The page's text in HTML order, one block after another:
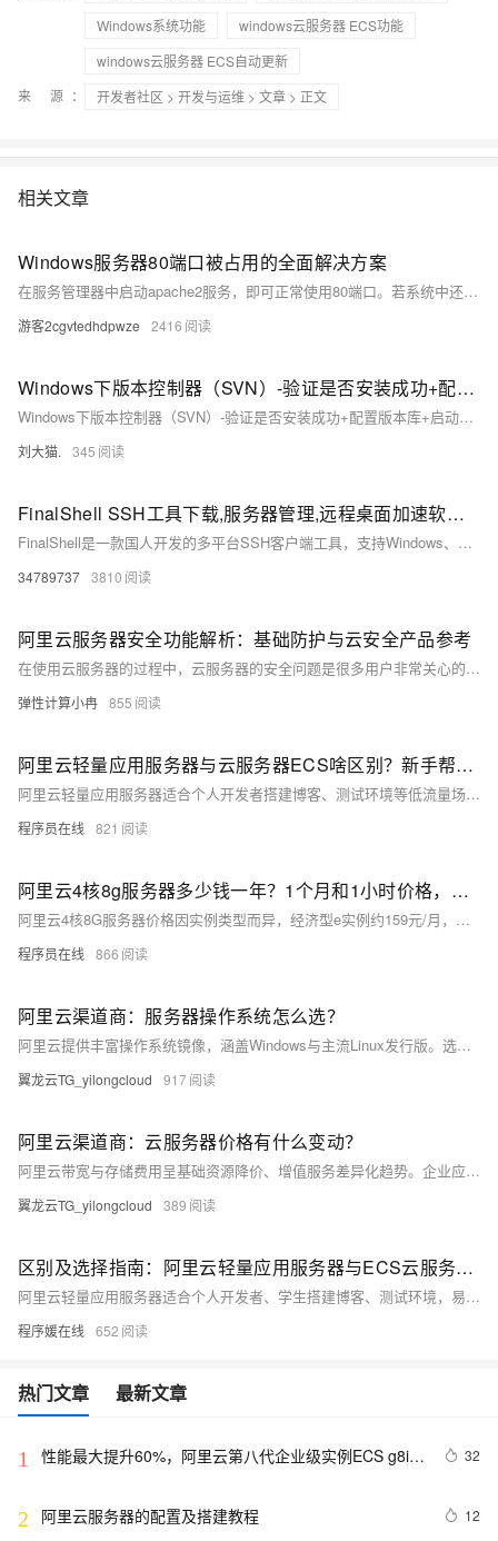
Windows系统功能
windows云服务器 ECS功能
windows云服务器 ECS自动更新
来 源：
开发者社区 > 开发与运维 > 文章 > 正文
相关文章
Windows服务器80端口被占用的全面解决方案
在服务管理器中启动apache2服务，即可正常使用80端口。若系统中还安装了其他微软产品如sql等，也可尝试停止其服务进行测试，但请注意，SQL通常不会使用80端口，因此一般不会受到影响。以上就是关于80端口被system占用的详细解决方法，希望对你有所帮助。
游客2cgvtedhdpwze 2416
Windows下版本控制器（SVN）-验证是否安装成功+配置版本库+启动服务器端程序
Windows下版本控制器（SVN）-验证是否安装成功+配置版本库+启动服务器端程序
刘大猫. 345
FinalShell SSH工具下载,服务器管理,远程桌面加速软件,支持Windows,macOS,Linux
FinalShell是一款国人开发的多平台SSH客户端工具，支持Windows、Mac OS X和Linux系统。它提供一体化服务器管理功能，支持shell和sftp同屏显示，命令自动提示，操作便捷。软件还具备加速功能，提升访问服务器速度，适合普通用户和专业人士使用。
34789737 3810
阿里云服务器安全功能解析：基础防护与云安全产品参考
在使用云服务器的过程中，云服务器的安全问题是很多用户非常关心的问题。阿里云服务器除了提供基础的防护之外，还提供了一系列安全防护类云产品，以确保用户云服务器的安全。本文将详细介绍阿里云服务器的基础安全防护有哪些，以及阿里云的一些安全防护类云产品，帮助用户更好地理解和使用阿里云服务器的安全功能。
弹性计算小冉 855
阿里云轻量应用服务器与云服务器ECS啥区别？新手帮助教程
阿里云轻量应用服务器适合个人开发者搭建博客、测试环境等低流量场景，操作简单、成本低；ECS适用于企业级高负载业务，功能强大、灵活可扩展。二者在性能、网络、镜像及运维管理上差异显著，用户应根据实际需求选择。
程序员在线 821
阿里云4核8g服务器多少钱一年？1个月和1小时价格，省钱购买方法分享
阿里云4核8G服务器价格因实例类型而异，经济型e实例约159元/月，计算型c9i约371元/月，按小时计费最低0.45元。实际购买享折扣，1年最高可省至1578元，附主流ECS实例及CPU型号参考。
程序员在线 866
阿里云渠道商：服务器操作系统怎么选？
阿里云提供丰富操作系统镜像，涵盖Windows与主流Linux发行版。选型需综合技术兼容性、运维成本、安全稳定等因素。推荐Alibaba Cloud Linux、Ubuntu等用于Web与容器场景，Windows Server支撑.NET应用。建议优先选用LTS版本并进行测试验证，通过标准化镜像管理提升部署效率与一致性。
翼龙云TG_yilongcloud 917
阿里云渠道商：云服务器价格有什么变动？
阿里云带宽与存储费用呈基础资源降价、增值服务差异化趋势。企业应结合业务特点，通过阶梯计价、智能分层、弹性带宽等策略优化成本，借助云监控与预算预警机制，实现高效、可控的云资源管理。
翼龙云TG_yilongcloud 389
区别及选择指南：阿里云轻量应用服务器与ECS云服务器有什么区别？
阿里云轻量应用服务器适合个人开发者、学生搭建博客、测试环境，易用且性价比高；ECS功能更强大，适合企业级应用如大数据、高流量网站。根据需求选择：轻量入门首选，ECS专业之选。
程序媛在线 652
热门文章 最新文章
1
性能最大提升60%，阿里云第八代企业级实例ECS g8i正
32
2 阿里云服务器的配置及搭建教程 12